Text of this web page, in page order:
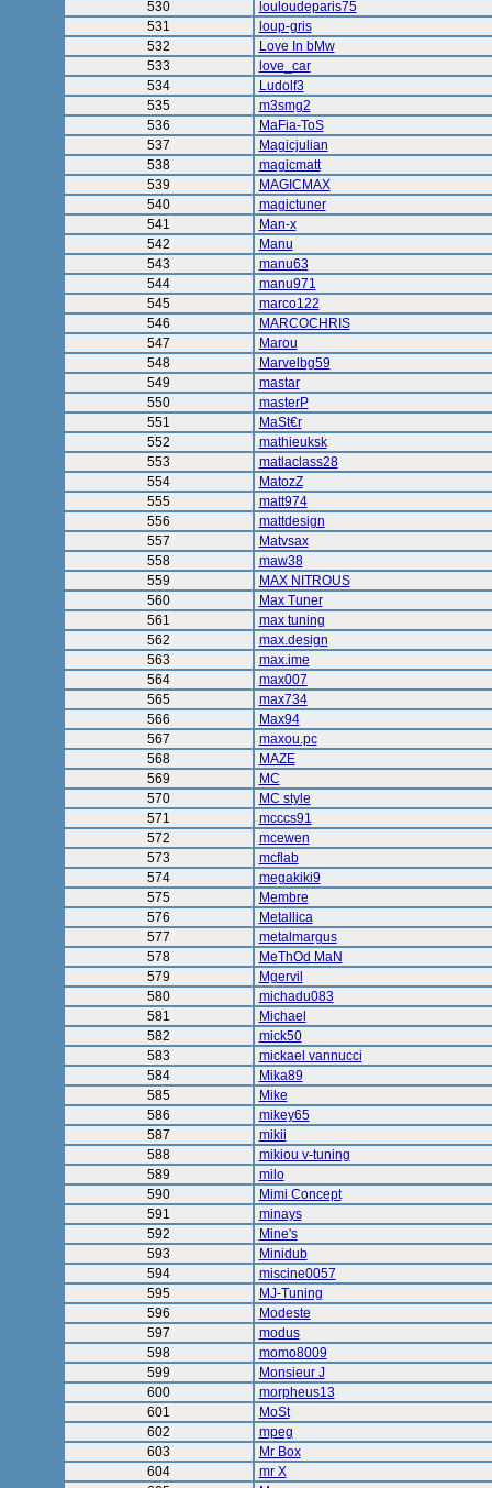
530
louloudeparis75
531
loup-gris
532
Love In bMw
533
love_car
534
Ludolf3
535
m3smg2
536
MaFia-ToS
537
Magicjulian
538
magicmatt
539
MAGICMAX
540
magictuner
541
Man-x
542
Manu
543
manu63
544
manu971
545
marco122
546
MARCOCHRIS
547
Marou
548
Marvelbg59
549
mastar
550
masterP
551
MaSt€r
552
mathieuksk
553
matlaclass28
554
MatozZ
555
matt974
556
mattdesign
557
Matvsax
558
maw38
559
MAX NITROUS
560
Max Tuner
561
max tuning
562
max.design
563
max.ime
564
max007
565
max734
566
Max94
567
maxou.pc
568
MAZE
569
MC
570
MC style
571
mcccs91
572
mcewen
573
mcflab
574
megakiki9
575
Membre
576
Metallica
577
metalmargus
578
MeThOd MaN
579
Mgervil
580
michadu083
581
Michael
582
mick50
583
mickael vannucci
584
Mika89
585
Mike
586
mikey65
587
mikii
588
mikiou v-tuning
589
milo
590
Mimi Concept
591
minays
592
Mine's
593
Minidub
594
miscine0057
595
MJ-Tuning
596
Modeste
597
modus
598
momo8009
599
Monsieur J
600
morpheus13
601
MoSt
602
mpeg
603
Mr Box
604
mr X